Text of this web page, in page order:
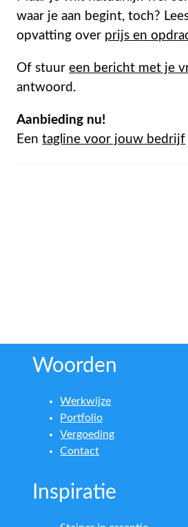
waar je aan begint, toch?
opvatting over prijs en
Of stuureen bericht met je
antwoord.
Aanbieding nu!
Eentagline voor jouw bedrijf
Woorden
Werkwijze
Portfolio
Vergoeding
Contact
Inspiratie